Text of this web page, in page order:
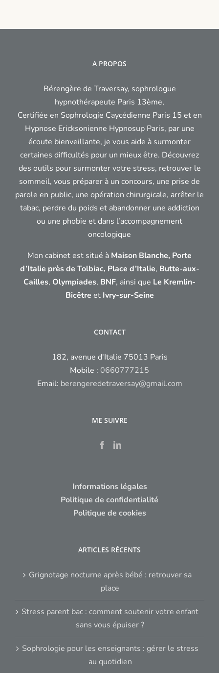
épuiser
A PROPOS
Bérengère de Traversay, sophrologue
hypnothérapeute Paris 13ème,
Certifiée en Sophrologie Caycédienne Paris 15 et en
Hypnose Ericksonienne Hypnosup Paris, par une
écoute bienveillante, je vous aide à surmonter
certaines difficultés pour un mieux être. Découvrez
des outils pour surmonter votre stress, retrouver le
sommeil, vous préparer à un concours, une prise de
parole en public, une opération chirurgicale, arrêter le
tabac, perdre du poids et abandonner une addiction
ou une phobie et dans l’accompagnement
oncologique
Mon cabinet est situé à Maison Blanche, Porte
d’Italie près de Tolbiac, Place d’Italie, Butte-aux-
Cailles, Olympiades, BNF, ainsi que Le Kremlin-
Bicêtre et Ivry-sur-Seine
CONTACT
182, avenue d'Italie 75013 Paris
Mobile : 0660777215
Email: berengeredetraversay@gmail.com
ME SUIVRE
Informations légales
Politique de confidentialité
Politique de cookies
ARTICLES RÉCENTS
Grignotage nocturne après bébé : retrouver sa
place
Stress parent bac : comment soutenir votre enfant
sans vous épuiser ?
Sophrologie pour les enseignants : gérer le stress
au quotidien